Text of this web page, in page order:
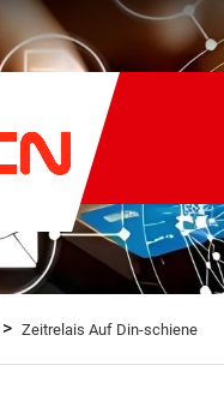
> Zeitrelais Auf Din-schiene